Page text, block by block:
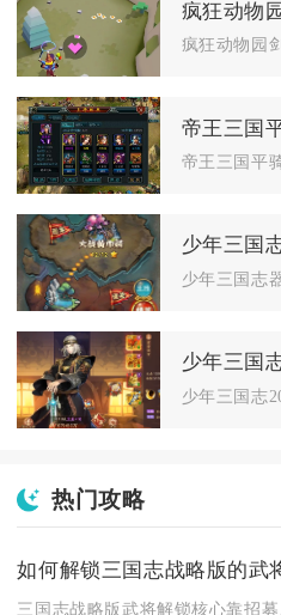
疯狂动物
帝王三国平
少年三国志
少年三国
热门攻略
如何解锁三国志战略版的武